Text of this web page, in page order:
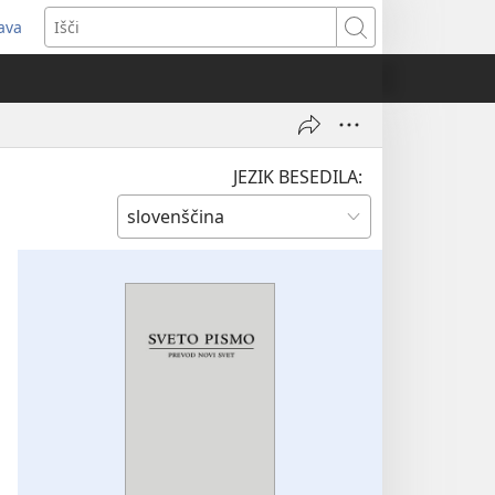
Išči
JEZIK BESEDILA: